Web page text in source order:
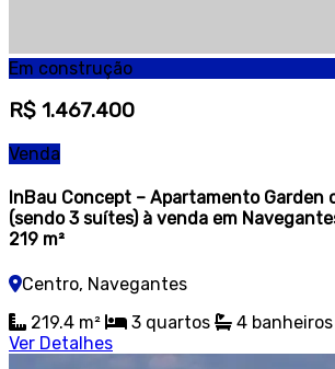
Em construção
R$ 1.467.400
Venda
InBau Concept – Apartamento Garden
(sendo 3 suítes) à venda em
219 m²
Centro, Navegantes
219.4 m²
3 quartos 4 banheiros
Ver Detalhes